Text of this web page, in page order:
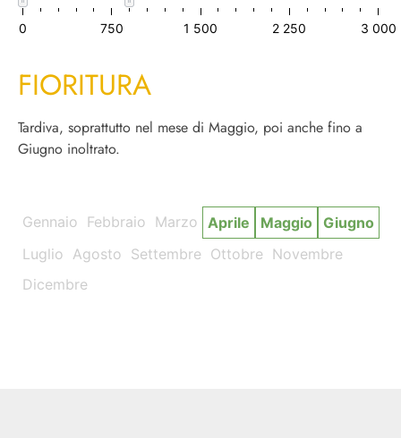
0 750 1 500 2 250 3 000
FIORITURA
Tardiva, soprattutto nel mese di Maggio, poi anche fino a
Giugno inoltrato.
Gennaio Febbraio Marzo Aprile Maggio
Giugno
Luglio Agosto Settembre Ottobre Novembre
Dicembre